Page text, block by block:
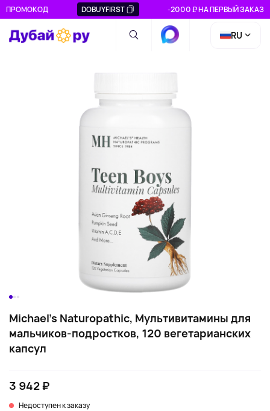
ПРОМОКОД DOBUYFIRST -2000 ₽ НА ПЕРВЫЙ ЗАКАЗ
RU
Michael's Naturopathic, Мультивитамины для
мальчиков-подростков, 120 вегетарианских
капсул
3 942 ₽
Недоступен к заказу